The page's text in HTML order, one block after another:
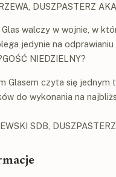
DUSZPASTERZ
walczy w wojnie, w
jedynie na
NIEDZIELNY?
Glasem czyta się jednym
do wykonania na
SDB,